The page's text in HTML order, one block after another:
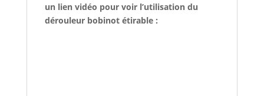
un lien vidéo pour voir l’utilisation du
dérouleur bobinot étirable :